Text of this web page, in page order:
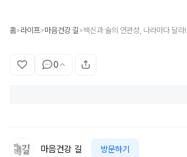
홈>라이프>마음건강 길 >백신과 술의 연관성, 나라마다 달라!
0
마음건강 길 방문하기